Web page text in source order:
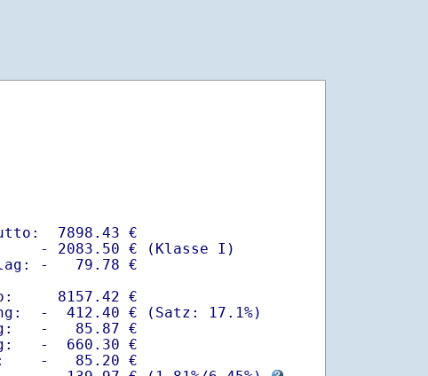
7898.43 €
- 2083.50 € (Klasse I)
-   79.78 €
8157.42 €
-  412.40 € (Satz: 17.1%)
-   85.87 €
-  660.30 €
-   85.20 €